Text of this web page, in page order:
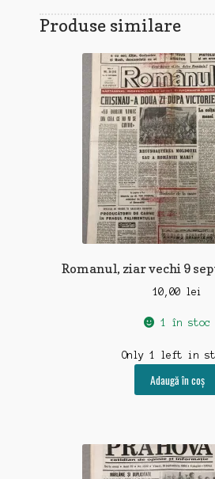
Produse similare
Romanul, ziar vechi 9
10,00 lei
1 în stoc
Only 1 left in
Adaugă în coș